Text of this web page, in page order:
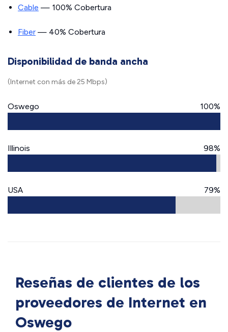
Cable — 100% Cobertura
Fiber — 40% Cobertura
Disponibilidad de banda ancha
(Internet con más de 25 Mbps)
Oswego 100%
Illinois 98%
USA 79%
Reseñas de clientes de los
proveedores de Internet en
Oswego